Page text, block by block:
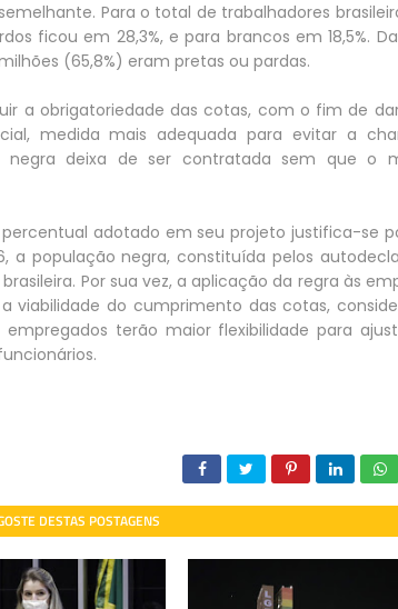
Para o total de trabalhadores
ficou em 28,3%, e para brancos em 18,5%.
(65,8%) eram pretas ou pardas.
a obrigatoriedade das cotas, com o fim de
medida mais adequada para evitar a
negra deixa de ser contratada sem que o
adotado em seu projeto justifica-se
a população negra, constituída pelos
Por sua vez, a aplicação da regra às
do cumprimento das cotas,
terão maior flexibilidade para
DESTAS POSTAGENS